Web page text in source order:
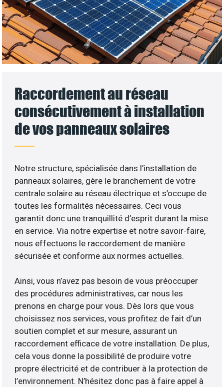
Raccordement au réseau
consécutivement à installation
de vos panneaux solaires
Notre structure, spécialisée dans l’installation de
panneaux solaires, gère le branchement de votre
centrale solaire au réseau électrique et s’occupe de
toutes les formalités nécessaires. Ceci vous
garantit donc une tranquillité d’esprit durant la mise
en service. Via notre expertise et notre savoir-faire,
nous effectuons le raccordement de manière
sécurisée et conforme aux normes actuelles.
Ainsi, vous n’avez pas besoin de vous préoccuper
des procédures administratives, car nous les
prenons en charge pour vous. Dès lors que vous
choisissez nos services, vous profitez de fait d’un
soutien complet et sur mesure, assurant un
raccordement efficace de votre installation. De plus,
cela vous donne la possibilité de produire votre
propre électricité et de contribuer à la protection de
l’environnement. N’hésitez donc pas à faire appel à